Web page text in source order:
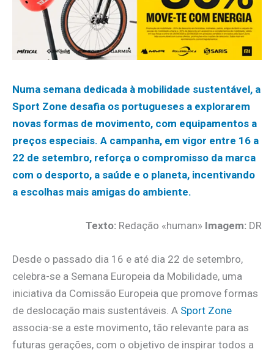
Numa semana dedicada à mobilidade sustentável, a
Sport Zone desafia os portugueses a explorarem
novas formas de movimento, com equipamentos a
preços especiais. A campanha, em vigor entre 16 a
22 de setembro, reforça o compromisso da marca
com o desporto, a saúde e o planeta, incentivando
a escolhas mais amigas do ambiente.
Texto: Redação «human» Imagem: DR
Desde o passado dia 16 e até dia 22 de setembro,
celebra-se a Semana Europeia da Mobilidade, uma
iniciativa da Comissão Europeia que promove formas
de deslocação mais sustentáveis. A Sport Zone
associa-se a este movimento, tão relevante para as
futuras gerações, com o objetivo de inspirar todos a